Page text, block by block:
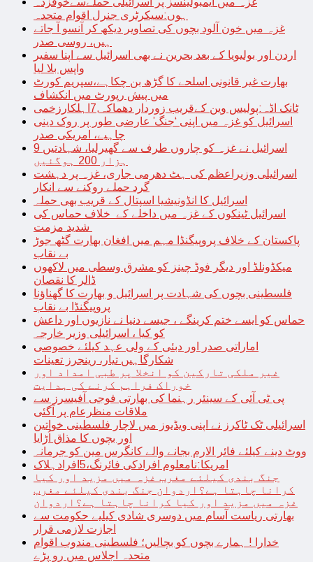
ہوں:سیکرٹری جنرل اقوام متحدہ
غزہ میں خون آلود بچوں کی تصاویر دیکھ کر آنسو آ جاتے
ہیں، روسی صدر
اردن اور بولیویا کے بعد بحرین نے بھی اسرائیل سے اپنا سفیر
واپس بلا لیا
بھارت غیر قانونی اسلحے کا گڑھ بن چکاہے،سپریم کورٹ
میں پیش رپورٹ میں انکشاف
ٹانک اڈہ:پولیس وین کےقریب زوردار دھماکہ,7اہلکارزخمی
اسرائیل کو غزہ میں اپنی ‘جنگ’ عارضی طور پر روک دینی
چاہیے، امریکی صدر
اسرائیل نے غزہ کو چاروں طرف سے گھیرلیا، شہادتیں 9
ہزار 200 ہوگئیں
اسرائیلی وزیراعظم کی ہٹ دھرمی جاری، غزہ پر دہشت
گرد حملے روکنے سے انکار
اسرائیل کا انڈونیشیا اسپتال کے قریب بھی حملہ
اسرائیل ٹینکوں کے غزہ میں داخلے کے خلاف حماس کی
پاکستان کے خلاف پروپیگنڈا مہم میں افغان بھارت گٹھ جوڑ
بے نقاب
میکڈونلڈ اور دیگر فوڈ چینز کو مشرق وسطی میں لاکھوں
ڈالر کا نقصان
فلسطینی بچوں کی شہادت پر اسرائیل و بھارت کا گھناؤنا
پروپیگنڈا بے نقاب
حماس کو ایسے ختم کرینگے ، جیسے دنیا نے نازیوں اور داعش
کو کیا ، اسرائیلی وزیر خارجہ
اماراتی صدر اور دبئی کے ولی عہد کیلئے خصوصی
شکارگاہیں تیار، رینجرز تعینات
غیر ملکی تارکین کو انخلا پر طبی امداد اور
خوراک فراہم کرنے کی ہدایت
پی ٹی آئی کے سینئر رہنما کی بھارتی فوجی آفیسرز سے
ملاقات منظرعام پر آگئی
اسرائیلی ٹک ٹاکرز نے اپنی ویڈیوز میں لاچار فلسطینی خواتین
اور بچوں کا مذاق اُڑایا
ووٹ دینے کیلئے فائر الارم بجانے والے کانگرس مین کو جرمانہ
امریکا:نامعلوم افرادکی فائرنگ،5افرادہلاک
جنگ بندی کیلئے مغرب غزہ میں مزید اور کیا
کرانا چاہتا ہے؟اردوان جنگ بندی کیلئے مغرب
غزہ میں مزید اور کیا کرانا چاہتا ہے؟اردوان
بھارتی ریاست آسام میں دوسری شادی کیلیے حکومت سے
اجازت لازمی قرار
خدارا ! ہمارے بچوں کو بچالیں؛ فلسطینی مندوب اقوام
متحدہ اجلاس میں رو پڑے